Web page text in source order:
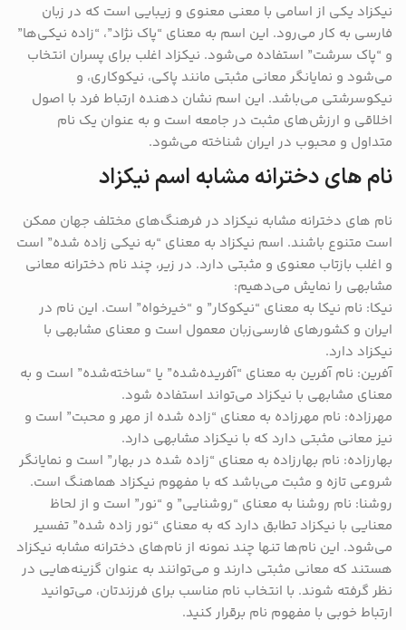
نیکزاد یکی از اسامی با معنی معنوی و زیبایی است که در زبان
فارسی به کار می‌رود. این اسم به معنای “پاک نژاد”، “زاده نیکی‌ها”
و “پاک سرشت” استفاده می‌شود. نیکزاد اغلب برای پسران انتخاب
می‌شود و نمایانگر معانی مثبتی مانند پاکی، نیکوکاری، و
نیکوسرشتی می‌باشد. این اسم نشان ‌دهنده ارتباط فرد با اصول
اخلاقی و ارزش‌های مثبت در جامعه است و به عنوان یک نام
متداول و محبوب در ایران شناخته می‌شود.
نام های دخترانه مشابه اسم نیکزاد
نام های دخترانه مشابه نیکزاد در فرهنگ‌های مختلف جهان ممکن
است متنوع باشند. اسم نیکزاد به معنای “به نیکی زاده شده” است
و اغلب بازتاب معنوی و مثبتی دارد. در زیر، چند نام دخترانه معانی
مشابهی را نمایش می‌دهیم:
نیکا: نام نیکا به معنای “نیکوکار” و “خیرخواه” است. این نام در
ایران و کشورهای فارسی‌زبان معمول است و معنای مشابهی با
نیکزاد دارد.
آفرین: نام آفرین به معنای “آفریده‌شده” یا “ساخته‌شده” است و به
معنای مشابهی با نیکزاد می‌تواند استفاده شود.
مهرزاده: نام مهرزاده به معنای “زاده شده از مهر و محبت” است و
نیز معانی مثبتی دارد که با نیکزاد مشابهی دارد.
بهارزاده: نام بهارزاده به معنای “زاده شده در بهار” است و نمایانگر
شروعی تازه و مثبت می‌باشد که با مفهوم نیکزاد هماهنگ است.
روشنا: نام روشنا به معنای “روشنایی” و “نور” است و از لحاظ
معنایی با نیکزاد تطابق دارد که به معنای “نور زاده شده” تفسیر
می‌شود. این نام‌ها تنها چند نمونه از نام‌های دخترانه مشابه نیکزاد
هستند که معانی مثبتی دارند و می‌توانند به عنوان گزینه‌هایی در
نظر گرفته شوند. با انتخاب نام مناسب برای فرزندتان، می‌توانید
ارتباط خوبی با مفهوم نام برقرار کنید.